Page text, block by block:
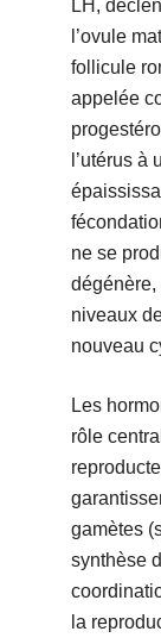
LH,
l’ovule
follicule
appelée
l’utérus
ne se
niveaux
nouveau
Les
rôle
gamètes
synthèse
la